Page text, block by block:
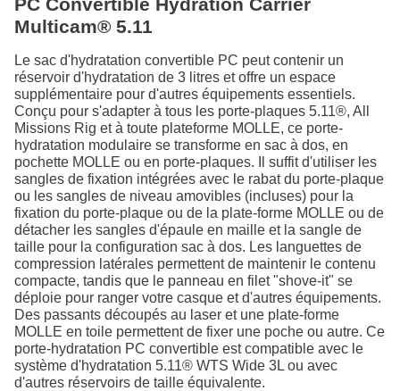
Multicam® 5.11
Le sac d'hydratation convertible PC peut contenir un
réservoir d'hydratation de 3 litres et offre un espace
supplémentaire pour d'autres équipements essentiels.
Conçu pour s'adapter à tous les porte-plaques 5.11®, All
Missions Rig et à toute plateforme MOLLE, ce porte-
hydratation modulaire se transforme en sac à dos, en
pochette MOLLE ou en porte-plaques. Il suffit d'utiliser les
sangles de fixation intégrées avec le rabat du porte-plaque
ou les sangles de niveau amovibles (incluses) pour la
fixation du porte-plaque ou de la plate-forme MOLLE ou de
détacher les sangles d'épaule en maille et la sangle de
taille pour la configuration sac à dos. Les languettes de
compression latérales permettent de maintenir le contenu
compacte, tandis que le panneau en filet "shove-it" se
déploie pour ranger votre casque et d'autres équipements.
Des passants découpés au laser et une plate-forme
MOLLE en toile permettent de fixer une poche ou autre. Ce
porte-hydratation PC convertible est compatible avec le
système d'hydratation 5.11® WTS Wide 3L ou avec
d'autres réservoirs de taille équivalente.